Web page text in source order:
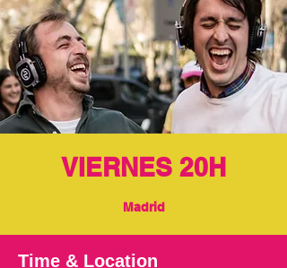
VIERNES 20H
Madrid
Time & Location